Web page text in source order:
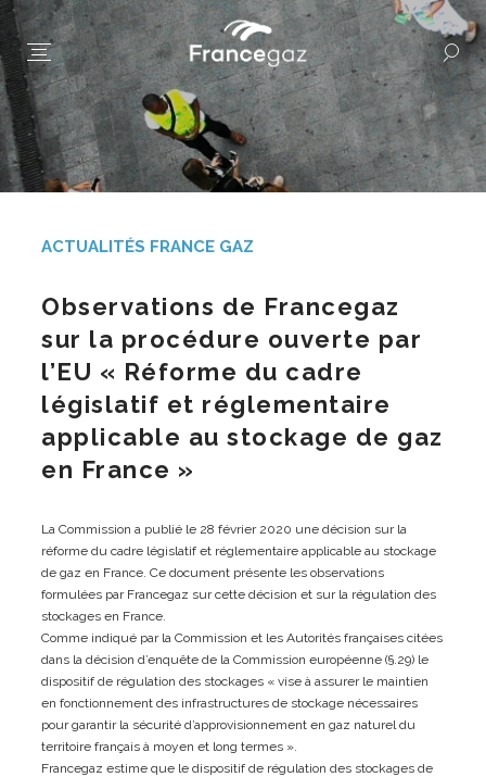
ACTUALITÉS FRANCE GAZ
Observations de Francegaz
sur la procédure ouverte par
l’EU « Réforme du cadre
législatif et réglementaire
applicable au stockage de gaz
en France »
La Commission a publié le 28 février 2020 une décision sur la
réforme du cadre législatif et réglementaire applicable au stockage
de gaz en France. Ce document présente les observations
formulées par Francegaz sur cette décision et sur la régulation des
stockages en France.
Comme indiqué par la Commission et les Autorités françaises citées
dans la décision d’enquête de la Commission européenne (§.29) le
dispositif de régulation des stockages « vise à assurer le maintien
en fonctionnement des infrastructures de stockage nécessaires
pour garantir la sécurité d’approvisionnement en gaz naturel du
territoire français à moyen et long termes ».
Francegaz estime que le dispositif de régulation des stockages de